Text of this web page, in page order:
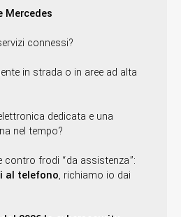
Mercedes
connessi?
in strada o in aree ad alta
dedicata e una
nel tempo?
contro frodi “da assistenza”:
al telefono, richiamo io dai